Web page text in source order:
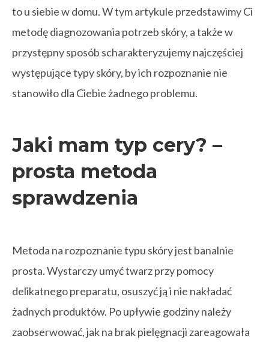
to u siebie w domu. W tym artykule przedstawimy Ci
metodę diagnozowania potrzeb skóry, a także w
przystępny sposób scharakteryzujemy najczęściej
występujące typy skóry, by ich rozpoznanie nie
stanowiło dla Ciebie żadnego problemu.
Jaki mam typ cery? –
prosta metoda
sprawdzenia
Metoda na rozpoznanie typu skóry jest banalnie
prosta. Wystarczy umyć twarz przy pomocy
delikatnego preparatu, osuszyć ją i nie nakładać
żadnych produktów. Po upływie godziny należy
zaobserwować, jak na brak pielęgnacji zareagowała